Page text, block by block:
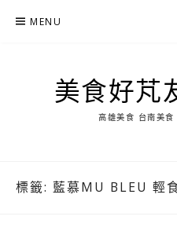
MENU
美食好芃
高雄美食 台南美
標籤: 藍慕MU BLEU 輕